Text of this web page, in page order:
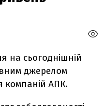
на сьогоднішній
джерелом
компаній АПК.